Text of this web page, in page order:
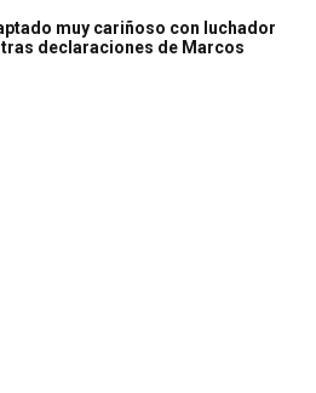
muy cariñoso con luchador
declaraciones de Marcos